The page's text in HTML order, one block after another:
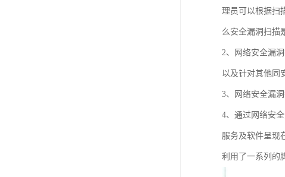
理员可以根据扫
么安全漏洞扫描
2、网络安全漏
以及针对其他同
3、网络安全漏
4、通过网络安
服务及软件呈现
利用了一系列的